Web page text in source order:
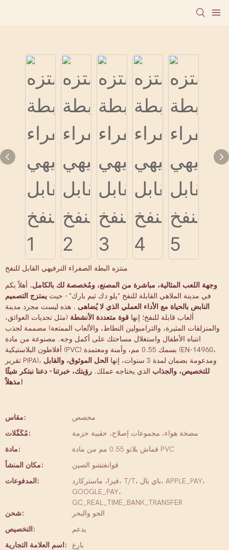
منتزه البطة الصفراء الترفيهي القابل للنفخ
وجهة اللعب المثالية، مباشرة من المصنع، ومُخصصة لك بالكامل. أهلاً بكم
في مدينة الملاهي القابلة للنفخ "يلو دك ثيم بارك" - حيث يمتزج التصميم
النابض بالحياة مع الأداء العملي الذي لا يُضاهى . هذه ليست مجرد مدينة
ألعاب قابلة للنفخ؛ إنها قوة متعددة الأنشطة (مثل تحديات العوائق،
والمنزلقات المثيرة، والترامبولين النطاط، والألعاب الممتعة) مصممة لجذب
انتباه الأطفال واستغلال مساحتك على أكمل وجه. مصنوعة من مادة
أفلاطون البلاستيكية (PVC) بسمك 0.55 مم، وآمنة ومعتمدة (EN-14960،
تقرير PIPA)، ومدعومة بضمان لمدة 3 سنوات، إنها
الحل الموثوق، والقابل
للتخصيص، والجذاب الذي يحتاجه عملك. رؤيتك، خبرتنا - دعنا نبتكر شيئًا
مذهلاً!
مقاس:
مخصص
مُكَمِّلات:
مضخة هواء، مجموعات إصلاح، حقيبة حزمة
مادة:
قماش بلاتو 0.55 مم من مادة PVC
مكان المنشأ:
قوانغتشو الصين
المدفوعات:
فيزا، ماستركارد، T/T، باي بال، APPLE_PAY،
GOOGLE_PAY،
GC_REAL_TIME_BANK_TRANSFER
شحن:
الجو والبحر
التخصيص:
يدعم
اسم العلامة التجارية:
بارِع